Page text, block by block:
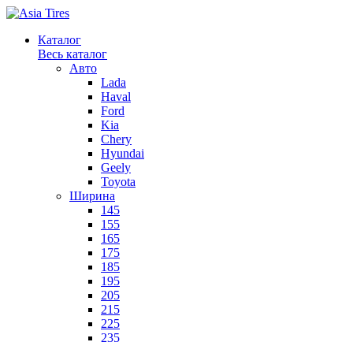
Каталог
Весь каталог
Авто
Lada
Haval
Ford
Kia
Chery
Hyundai
Geely
Toyota
Ширина
145
155
165
175
185
195
205
215
225
235